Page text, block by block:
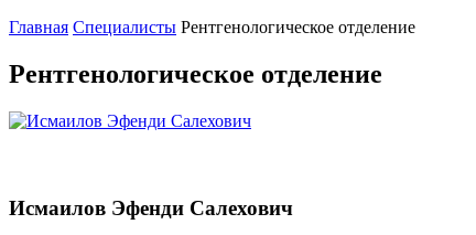
Главная Специалисты Рентгенологическое отделение
Рентгенологическое отделение
Исмаилов Эфенди Салехович